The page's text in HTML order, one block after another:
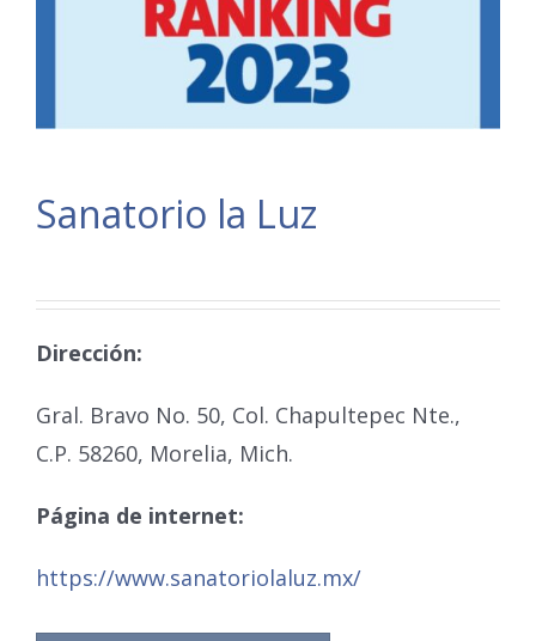
Sanatorio la Luz
Dirección:
Gral. Bravo No. 50, Col. Chapultepec Nte.,
C.P. 58260, Morelia, Mich.
Página de internet:
https://www.sanatoriolaluz.mx/